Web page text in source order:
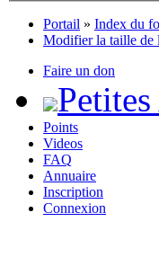
Portail » Index du
Modifier la taille de
Faire un don
Points
Videos
FAQ
Annuaire
Inscription
Connexion